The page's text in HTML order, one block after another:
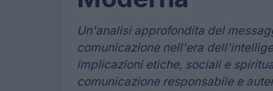
Un'analisi approfondita del
comunicazione nell'era
implicazioni etiche, sociali e
comunicazione responsabile e